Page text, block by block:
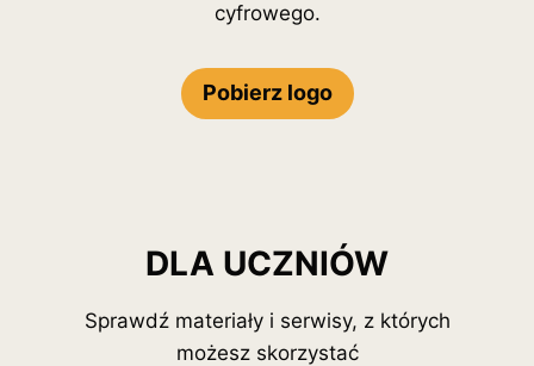
cyfrowego.
Pobierz logo
DLA UCZNIÓW
Sprawdź materiały i serwisy, z których
możesz skorzystać